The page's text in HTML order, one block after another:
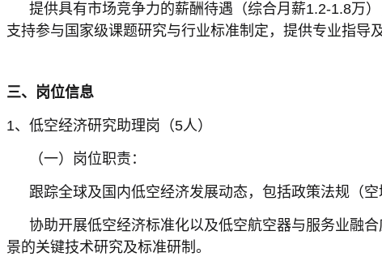
提供具有市场竞争力的薪酬待遇（综合月薪1.2-1.8万
支持参与国家级课题研究与行业标准制定，提供专业指导
三、岗位信息
1、低空经济研究助理岗（5人）
（一）岗位职责：
跟踪全球及国内低空经济发展动态，包括政策法规（
协助开展低空经济标准化以及低空航空器与服务业融
景的关键技术研究及标准研制。